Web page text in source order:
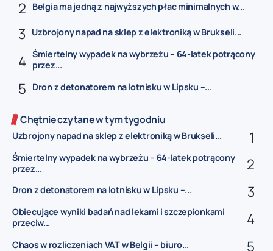
Belgia ma jedną z najwyższych płac minimalnych w...
Uzbrojony napad na sklep z elektroniką w Brukseli...
Śmiertelny wypadek na wybrzeżu – 64-latek potrącony
przez...
Dron z detonatorem na lotnisku w Lipsku –...
Chętnie czytane w tym tygodniu
Uzbrojony napad na sklep z elektroniką w Brukseli...
Śmiertelny wypadek na wybrzeżu – 64-latek potrącony
przez...
Dron z detonatorem na lotnisku w Lipsku –...
Obiecujące wyniki badań nad lekami i szczepionkami
przeciw...
Chaos w rozliczeniach VAT w Belgii – biuro...